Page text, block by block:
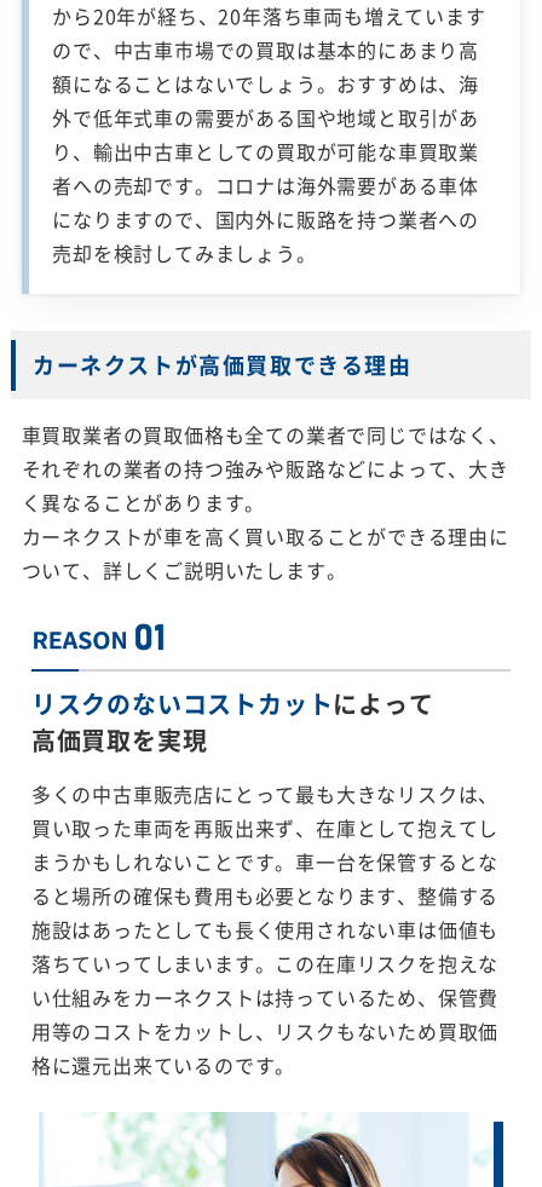
から20年が経ち、20年落ち車両も増えています
ので、中古車市場での買取は基本的にあまり高
額になることはないでしょう。おすすめは、海
外で低年式車の需要がある国や地域と取引があ
り、輸出中古車としての買取が可能な車買取業
者への売却です。コロナは海外需要がある車体
になりますので、国内外に販路を持つ業者への
売却を検討してみましょう。
カーネクストが高価買取できる理由
車買取業者の買取価格も全ての業者で同じではなく、
それぞれの業者の持つ強みや販路などによって、大き
く異なることがあります。
カーネクストが車を高く買い取ることができる理由に
ついて、詳しくご説明いたします。
リスクのないコストカットによって
高価買取を実現
多くの中古車販売店にとって最も大きなリスクは、
買い取った車両を再販出来ず、在庫として抱えてし
まうかもしれないことです。車一台を保管するとな
ると場所の確保も費用も必要となります、整備する
施設はあったとしても長く使用されない車は価値も
落ちていってしまいます。この在庫リスクを抱えな
い仕組みをカーネクストは持っているため、保管費
用等のコストをカットし、リスクもないため買取価
格に還元出来ているのです。